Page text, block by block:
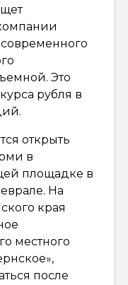
Это
рубля в
открыть
в
площадке в
На
края
местного
после